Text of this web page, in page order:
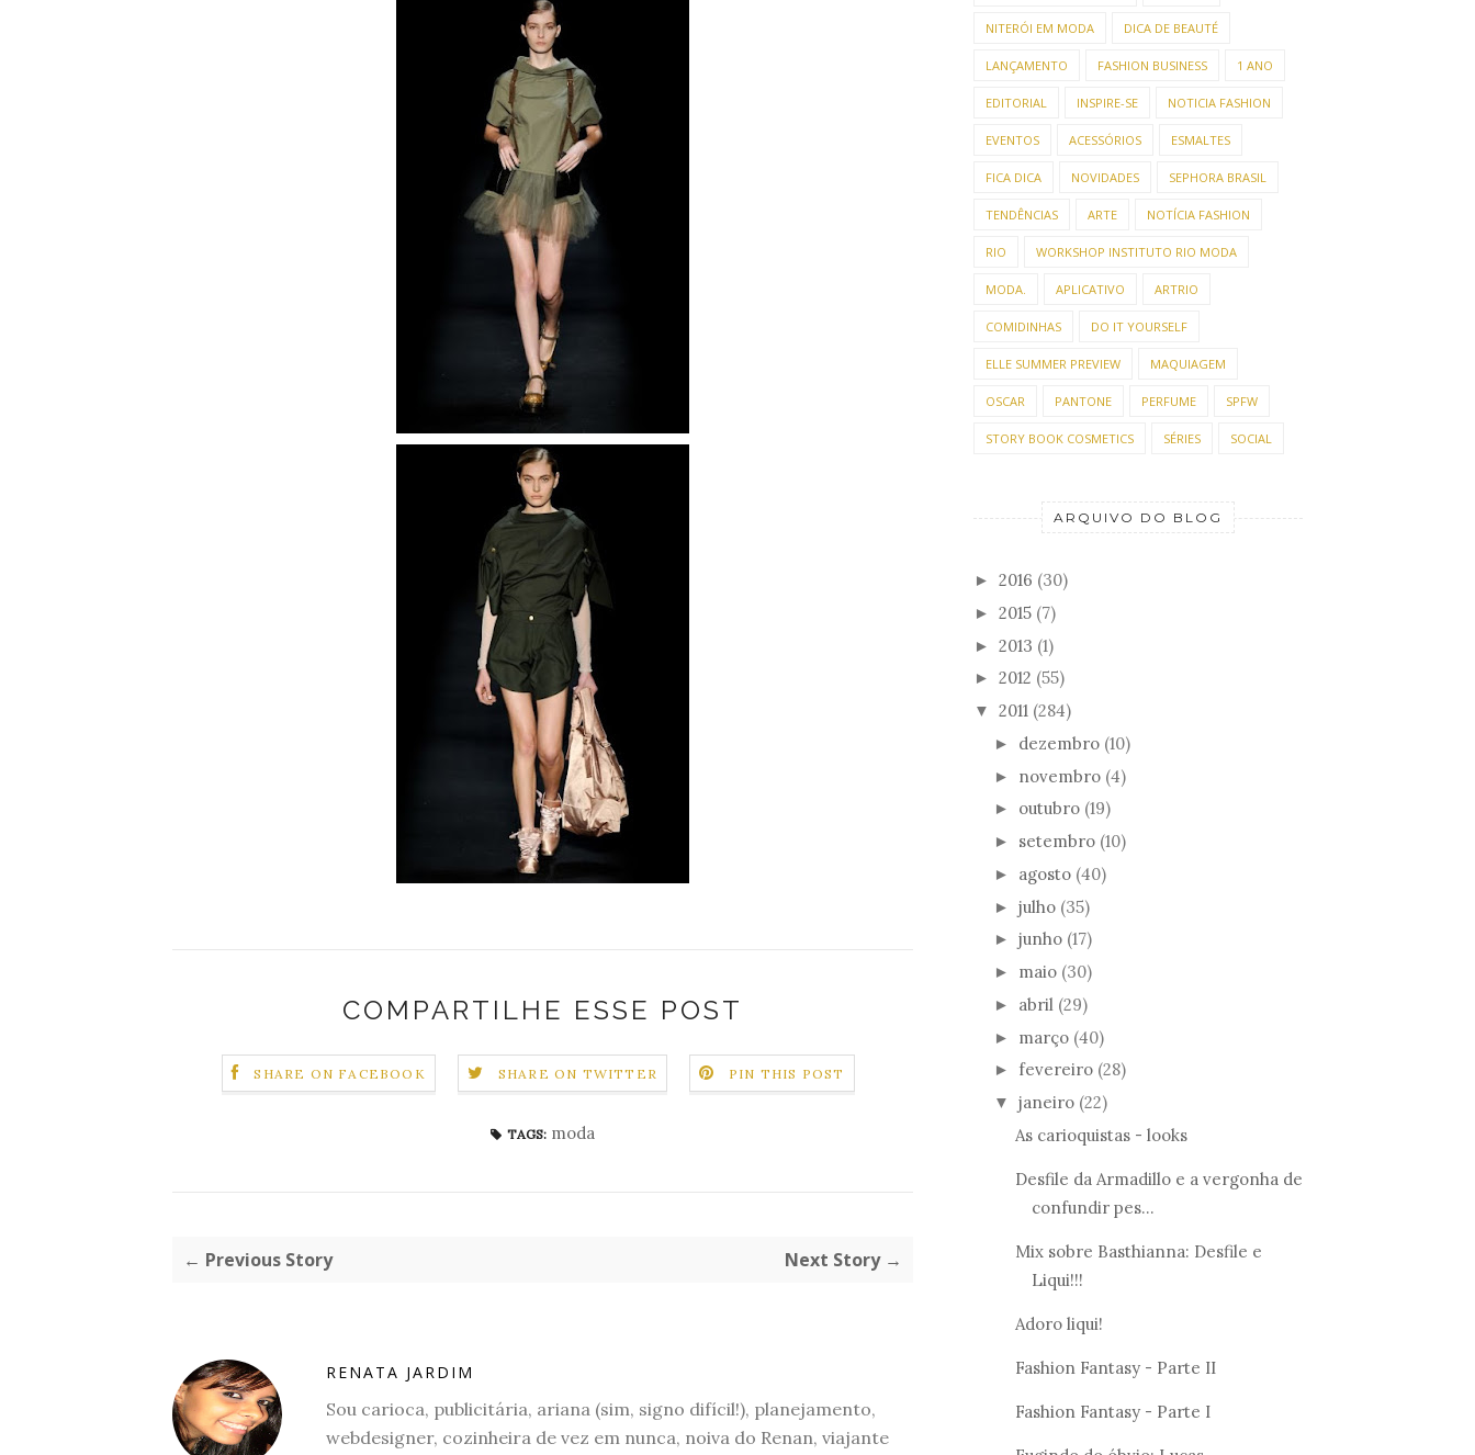
COMPARTILHE ESSE POST
SHARE ON FACEBOOK SHARE ON TWITTER PIN THIS POST
TAGS: moda
← Previous Story Next Story →
RENATA JARDIM
Sou carioca, publicitária, ariana (sim, signo difícil!), planejamento,
webdesigner, cozinheira de vez em nunca, noiva do Renan, viajante
NITERÓI EM MODA DICA DE BEAUTÉ
LANÇAMENTO FASHION BUSINESS 1 ANO
EDITORIAL INSPIRE-SE NOTICIA FASHION
EVENTOS ACESSÓRIOS ESMALTES
FICA DICA NOVIDADES SEPHORA BRASIL
TENDÊNCIAS ARTE NOTÍCIA FASHION
RIO WORKSHOP INSTITUTO RIO MODA
MODA. APLICATIVO ARTRIO
COMIDINHAS DO IT YOURSELF
ELLE SUMMER PREVIEW MAQUIAGEM
OSCAR PANTONE PERFUME SPFW
STORY BOOK COSMETICS SÉRIES SOCIAL
ARQUIVO DO BLOG
► 2016 (30)
► 2015 (7)
► 2013 (1)
► 2012 (55)
▼ 2011 (284)
► dezembro (10)
► novembro (4)
► outubro (19)
► setembro (10)
► agosto (40)
► julho (35)
► junho (17)
► maio (30)
► abril (29)
► março (40)
► fevereiro (28)
▼ janeiro (22)
As carioquistas - looks
Desfile da Armadillo e a vergonha de
confundir pes...
Mix sobre Basthianna: Desfile e
Liqui!!!
Adoro liqui!
Fashion Fantasy - Parte II
Fashion Fantasy - Parte I